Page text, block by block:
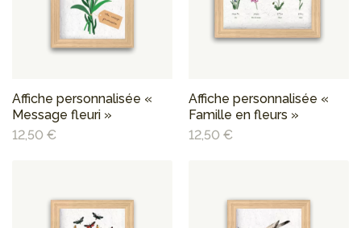
Affiche personnalisée «
Message fleuri »
12,50 €
Affiche personnalisée «
Famille en fleurs »
12,50 €